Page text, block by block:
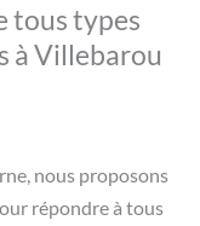
tous types
à Villebarou
nous proposons
répondre à tous